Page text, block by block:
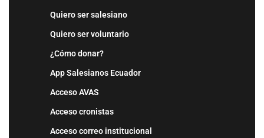
Quiero ser salesiano
Quiero ser voluntario
¿Cómo donar?
App Salesianos Ecuador
Acceso AVAS
Acceso cronistas
Acceso correo institucional